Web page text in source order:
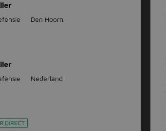
Den Hoorn
Nederland
DIRECT